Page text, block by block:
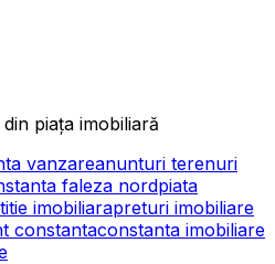
piața imobiliară
vanzareanunturi terenuri
faleza nordpiata
imobiliarapreturi imobiliare
constantaconstanta imobiliare